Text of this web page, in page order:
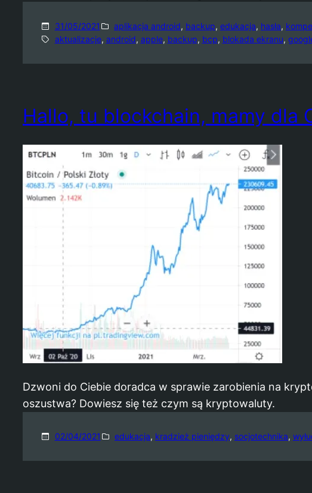
31/05/2021 aplikacja android, backup, edukacja, hasła,
aktualizacje, android, apple, backup, bcp, blokada ekranu,
Hallo, tu blockchain, mamy dla
Dzwoni do Ciebie doradca w sprawie zarobienia na
oszustwa? Dowiesz się też czym są kryptowaluty.
02/04/2021 edukacja, kradzież pieniędzy, socjotechnika,